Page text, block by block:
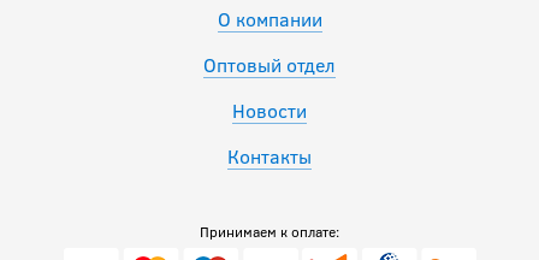
О компании
Оптовый отдел
Новости
Контакты
Принимаем к оплате: